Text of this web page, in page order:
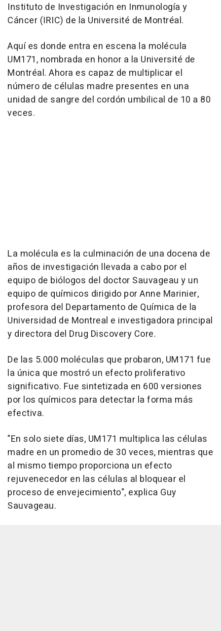
Instituto de Investigación en Inmunología y
Cáncer (IRIC) de la Université de Montréal.
Aquí es donde entra en escena la molécula
UM171, nombrada en honor a la Université de
Montréal. Ahora es capaz de multiplicar el
número de células madre presentes en una
unidad de sangre del cordón umbilical de 10 a 80
veces.
La molécula es la culminación de una docena de
años de investigación llevada a cabo por el
equipo de biólogos del doctor Sauvageau y un
equipo de químicos dirigido por Anne Marinier,
profesora del Departamento de Química de la
Universidad de Montreal e investigadora principal
y directora del Drug Discovery Core.
De las 5.000 moléculas que probaron, UM171 fue
la única que mostró un efecto proliferativo
significativo. Fue sintetizada en 600 versiones
por los químicos para detectar la forma más
efectiva.
"En solo siete días, UM171 multiplica las células
madre en un promedio de 30 veces, mientras que
al mismo tiempo proporciona un efecto
rejuvenecedor en las células al bloquear el
proceso de envejecimiento", explica Guy
Sauvageau.